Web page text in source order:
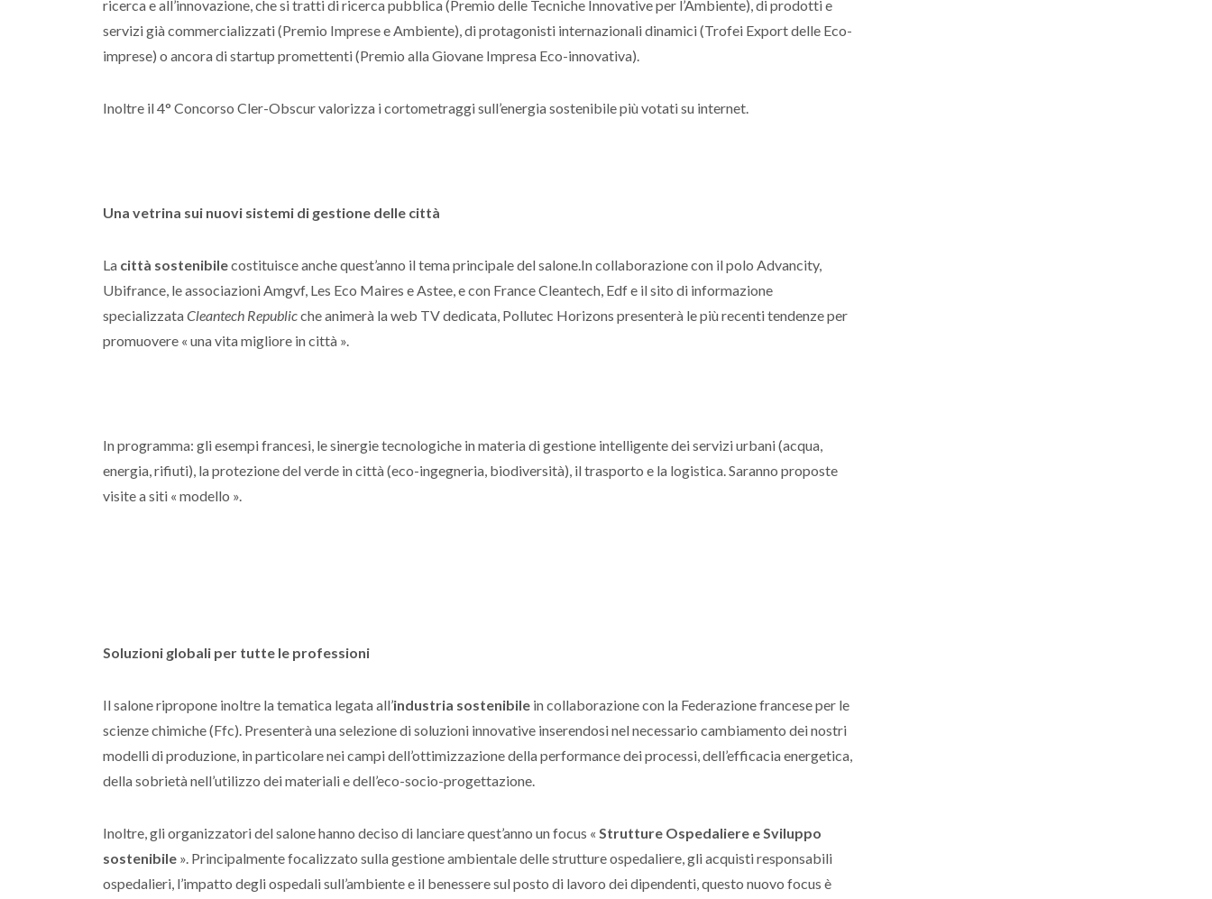
ricerca e all’innovazione, che si tratti di ricerca pubblica (Premio delle Tecniche Innovative per l’Ambiente), di prodotti e
servizi già commercializzati (Premio Imprese e Ambiente), di protagonisti internazionali dinamici (Trofei Export delle Eco-
imprese) o ancora di startup promettenti (Premio alla Giovane Impresa Eco-innovativa).
Inoltre il 4° Concorso Cler-Obscur valorizza i cortometraggi sull’energia sostenibile più votati su internet.
Una vetrina sui nuovi sistemi di gestione delle città
La città sostenibilecostituisce anche quest’anno il tema principale del salone.In collaborazione con il polo Advancity,
Ubifrance, le associazioni Amgvf, Les Eco Maires e Astee, e con France Cleantech, Edf e il sito di informazione
specializzataCleantech Republicche animerà la web TV dedicata, Pollutec Horizons presenterà le più recenti tendenze per
promuovere « una vita migliore in città ».
In programma: gli esempi francesi, le sinergie tecnologiche in materia di gestione intelligente dei servizi urbani (acqua,
energia, rifiuti), la protezione del verde in città (eco-ingegneria, biodiversità), il trasporto e la logistica. Saranno proposte
visite a siti « modello ».
Soluzioni globali per tutte le professioni
Il salone ripropone inoltre la tematica legata all’industria sostenibile in collaborazione con la Federazione francese per le
scienze chimiche (Ffc). Presenterà una selezione di soluzioni innovative inserendosi nel necessario cambiamento dei nostri
modelli di produzione, in particolare nei campi dell’ottimizzazione della performance dei processi, dell’efficacia energetica,
della sobrietà nell’utilizzo dei materiali e dell’eco-socio-progettazione.
Inoltre, gli organizzatori del salone hanno deciso di lanciare quest’anno un focus « Strutture Ospedaliere e Sviluppo
sostenibile ». Principalmente focalizzato sulla gestione ambientale delle strutture ospedaliere, gli acquisti responsabili
ospedalieri, l’impatto degli ospedali sull’ambiente e il benessere sul posto di lavoro dei dipendenti, questo nuovo focus è